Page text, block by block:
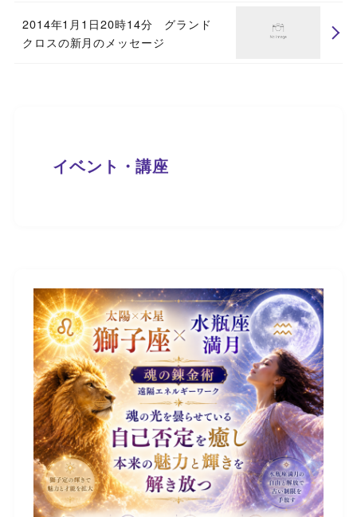
2014年1月1日20時14分 グランド
クロスの新月のメッセージ
イベント・講座